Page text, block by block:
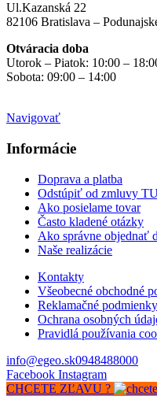
Ul.Kazanská 22
82106 Bratislava –
Otváracia doba
Utorok – Piatok: 10:00 –
Sobota: 09:00 – 14:00
Navigovať
Informácie
Doprava a platba
Odstúpiť od zmluvy
Ako posielame tovar
Často kladené otázky
Ako správne objednať
Naše realizácie
Kontakty
Všeobecné obchodné
Reklamačné podmienky
Ochrana osobných
Pravidlá používania
info@egeo.sk0948488000
Facebook Instagram
CHCETE ZĽAVU ?